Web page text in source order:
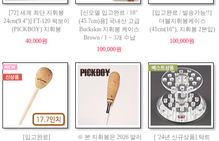
[72] 세계 최단 지휘봉
24cm(9.4")] FT-120 픽보이
(PICKBOY) 지휘봉
40,000원
[신모델 입고완료 / 18"
(45.7cm)용] 국내산 고급
Buckskin 지휘봉 케이스
Brown / 1 ~ 3개 수납
100,000원
[입고완료 / 발송가능!!]
더블지휘봉케이스
(41cm(16"), 지휘봉 2본입)
100,000원
[입고완료]
※ 본 지휘봉은 2026 말러
[ '24년 신규상품] 탁트